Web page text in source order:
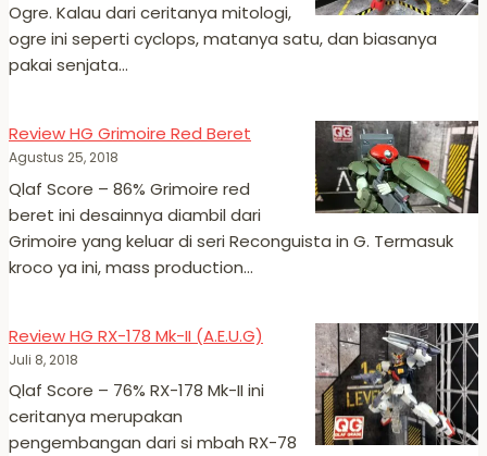
Ogre. Kalau dari ceritanya mitologi,
ogre ini seperti cyclops, matanya satu, dan biasanya
pakai senjata…
Review HG Grimoire Red Beret
Agustus 25, 2018
Qlaf Score – 86% Grimoire red
beret ini desainnya diambil dari
Grimoire yang keluar di seri Reconguista in G. Termasuk
kroco ya ini, mass production…
Review HG RX-178 Mk-II (A.E.U.G)
Juli 8, 2018
Qlaf Score – 76% RX-178 Mk-II ini
ceritanya merupakan
pengembangan dari si mbah RX-78